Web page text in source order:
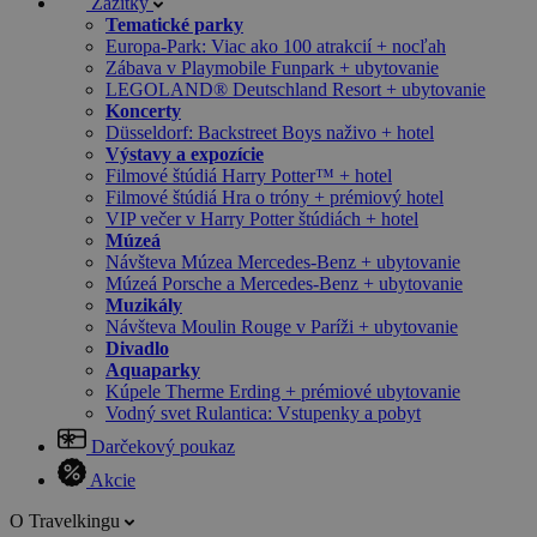
Tematické parky
Europa-Park: Viac ako 100 atrakcií + nocľah
Zábava v Playmobile Funpark + ubytovanie
LEGOLAND® Deutschland Resort + ubytovanie
Koncerty
Düsseldorf: Backstreet Boys naživo + hotel
Výstavy a expozície
Filmové štúdiá Harry Potter™ + hotel
Filmové štúdiá Hra o tróny + prémiový hotel
VIP večer v Harry Potter štúdiách + hotel
Múzeá
Návšteva Múzea Mercedes-Benz + ubytovanie
Múzeá Porsche a Mercedes-Benz + ubytovanie
Muzikály
Návšteva Moulin Rouge v Paríži + ubytovanie
Divadlo
Aquaparky
Kúpele Therme Erding + prémiové ubytovanie
Vodný svet Rulantica: Vstupenky a pobyt
Darčekový poukaz
Akcie
O Travelkingu